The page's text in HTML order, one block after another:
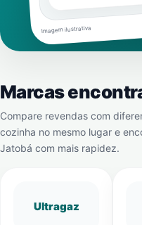
Imagem ilustrativa
Marcas
Compare revendas com
cozinha no mesmo lugar e
Jatobá com mais rapidez.
Ultragaz